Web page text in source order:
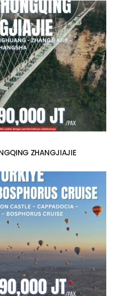
ZHANGJIAJIE